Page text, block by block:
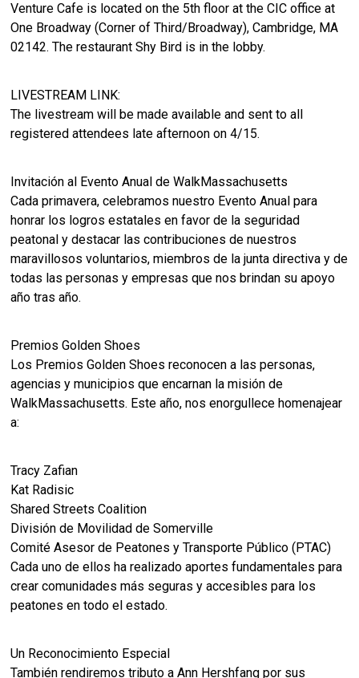
Venture Cafe is located on the 5th floor at the CIC office at
One Broadway (Corner of Third/Broadway), Cambridge, MA
02142. The restaurant Shy Bird is in the lobby.
LIVESTREAM LINK:
The livestream will be made available and sent to all
registered attendees late afternoon on 4/15.
Invitación al Evento Anual de WalkMassachusetts
Cada primavera, celebramos nuestro Evento Anual para
honrar los logros estatales en favor de la seguridad
peatonal y destacar las contribuciones de nuestros
maravillosos voluntarios, miembros de la junta directiva y de
todas las personas y empresas que nos brindan su apoyo
año tras año.
Premios Golden Shoes
Los Premios Golden Shoes reconocen a las personas,
agencias y municipios que encarnan la misión de
WalkMassachusetts. Este año, nos enorgullece homenajear
a:
Tracy Zafian
Kat Radisic
Shared Streets Coalition
División de Movilidad de Somerville
Comité Asesor de Peatones y Transporte Público (PTAC)
Cada uno de ellos ha realizado aportes fundamentales para
crear comunidades más seguras y accesibles para los
peatones en todo el estado.
Un Reconocimiento Especial
También rendiremos tributo a Ann Hershfang por sus